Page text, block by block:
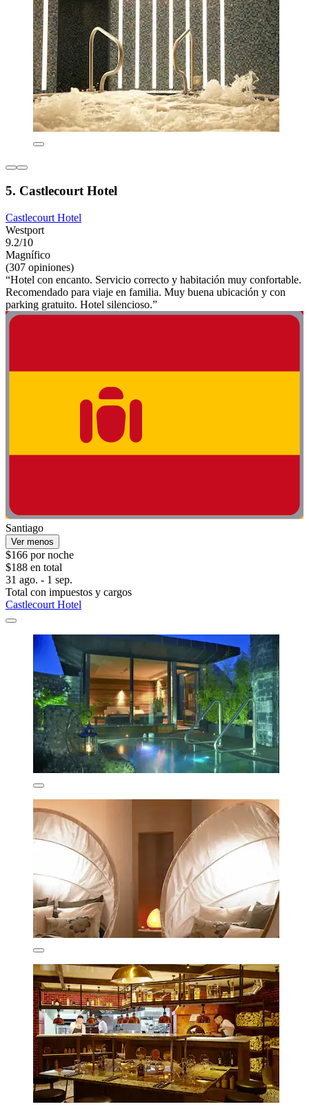
5. Castlecourt Hotel
Castlecourt Hotel
Westport
9.2/10
Magnífico
(307 opiniones)
“Hotel con encanto. Servicio correcto y habitación muy confortable.
Recomendado para viaje en familia. Muy buena ubicación y con
parking gratuito. Hotel silencioso.”
Santiago
Ver menos
$166 por noche
$188 en total
31 ago. - 1 sep.
Total con impuestos y cargos
Castlecourt Hotel